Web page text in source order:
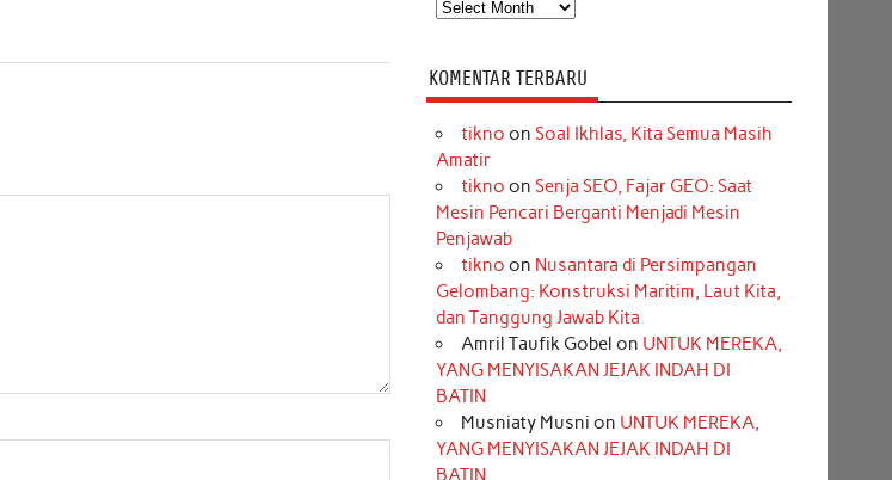
KOMENTAR TERBARU
tikno on Soal Ikhlas, Kita Semua Masih
Amatir
tikno on Senja SEO, Fajar GEO: Saat
Mesin Pencari Berganti Menjadi Mesin
Penjawab
tikno on Nusantara di Persimpangan
Gelombang: Konstruksi Maritim, Laut Kita,
dan Tanggung Jawab Kita
Amril Taufik Gobel on UNTUK MEREKA,
YANG MENYISAKAN JEJAK INDAH DI
BATIN
Musniaty Musni on UNTUK MEREKA,
YANG MENYISAKAN JEJAK INDAH DI